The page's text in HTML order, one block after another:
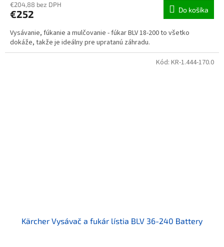
€204,88 bez DPH
€252 Do košíka
Vysávanie, fúkanie a mulčovanie - fúkar BLV 18-200 to všetko
dokáže, takže je ideálny pre upratanú záhradu.
Kärcher Vysávač a fukár lístia BLV 36-240 Battery
Kód: KR-1.444-170.0